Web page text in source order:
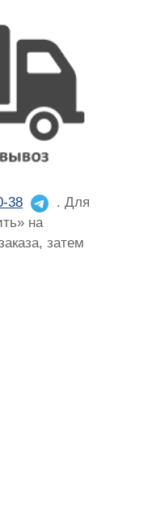
38
. Для
на
затем